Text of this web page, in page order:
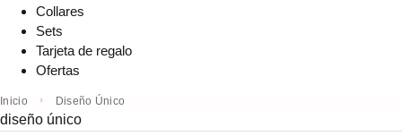
Collares
Sets
Tarjeta de regalo
Ofertas
Inicio Diseño Único
diseño único